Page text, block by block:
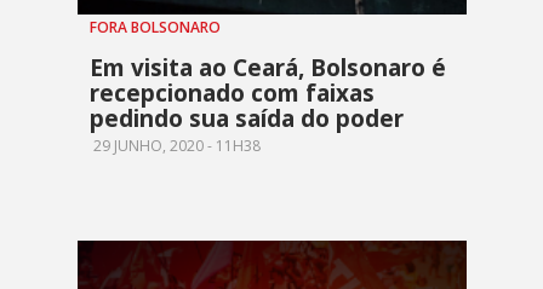
FORA BOLSONARO
Em visita ao Ceará, Bolsonaro é
recepcionado com faixas
pedindo sua saída do poder
29 JUNHO, 2020 - 11H38